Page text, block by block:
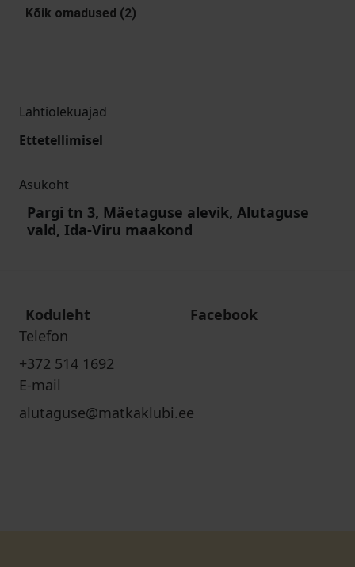
Kõik omadused (2)
Lahtiolekuajad
Ettetellimisel
Asukoht
Pargi tn 3, Mäetaguse alevik, Alutaguse
vald, Ida-Viru maakond
Koduleht
Facebook
Telefon
+372 514 1692
E-mail
alutaguse@matkaklubi.ee